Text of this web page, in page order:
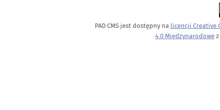
PAD CMS jest dostępny na licencji Creative
4.0 Międzynarodowez